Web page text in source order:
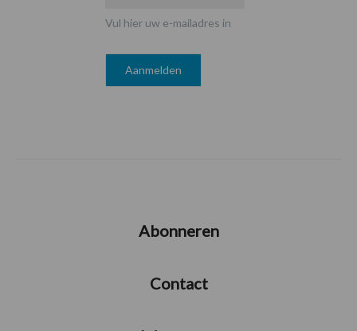
Vul hier uw e-mailadres in
Abonneren
Contact